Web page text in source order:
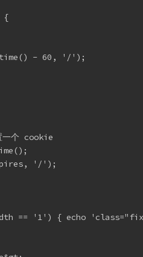
{
- 60, '/');
一个 cookie
'/');
== '1') { echo